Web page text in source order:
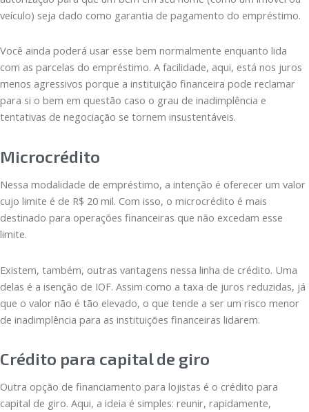
veículo) seja dado como garantia de pagamento do empréstimo.
Você ainda poderá usar esse bem normalmente enquanto lida
com as parcelas do empréstimo. A facilidade, aqui, está nos juros
menos agressivos porque a instituição financeira pode reclamar
para si o bem em questão caso o grau de inadimplência e
tentativas de negociação se tornem insustentáveis.
Microcrédito
Nessa modalidade de empréstimo, a intenção é oferecer um valor
cujo limite é de R$ 20 mil. Com isso, o microcrédito é mais
destinado para operações financeiras que não excedam esse
limite.
Existem, também, outras vantagens nessa linha de crédito. Uma
delas é a isenção de IOF. Assim como a taxa de juros reduzidas, já
que o valor não é tão elevado, o que tende a ser um risco menor
de inadimplência para as instituições financeiras lidarem.
Crédito para capital de giro
Outra opção de financiamento para lojistas é o crédito para
capital de giro. Aqui, a ideia é simples: reunir, rapidamente,